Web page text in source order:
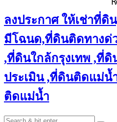
ลงประกาศ ให้เช่าที่
มีโฉนด,ที่ดินติดทางด่
,ที่ดินใกล้กรุงเทพ ,ที่ดิ
ประเมิน ,ที่ดินติดแม่น้
ติดแม่น้ำ